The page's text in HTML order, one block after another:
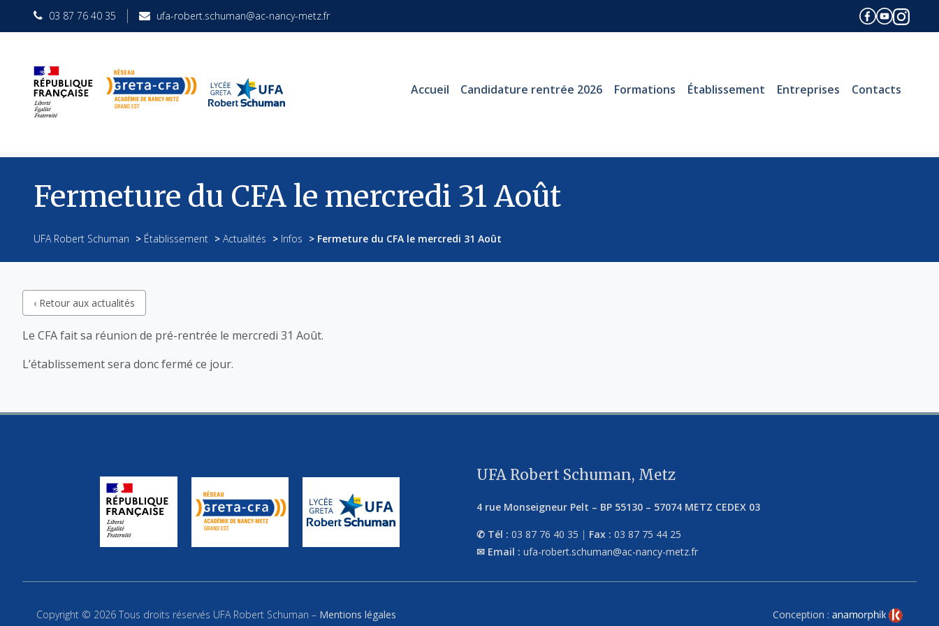
03 87 76 40 35 ufa-robert.schuman@ac-nancy-metz.fr
Accueil Candidature rentrée 2026 Formations Établissement Entreprises Contacts
Fermeture du CFA le mercredi 31 Août
UFA Robert Schuman > Établissement > Actualités > Infos > Fermeture du CFA le mercredi 31 Août
‹ Retour aux actualités
Le CFA fait sa réunion de pré-rentrée le mercredi 31 Août.
L’établissement sera donc fermé ce jour.
UFA Robert Schuman, Metz
4 rue Monseigneur Pelt – BP 55130 – 57074 METZ CEDEX 03
Tél : 03 87 76 40 35 | Fax : 03 87 75 44 25
Email : ufa-robert.schuman@ac-nancy-metz.fr
Copyright © 2026 Tous droits réservés UFA Robert Schuman – Mentions légales Conception :